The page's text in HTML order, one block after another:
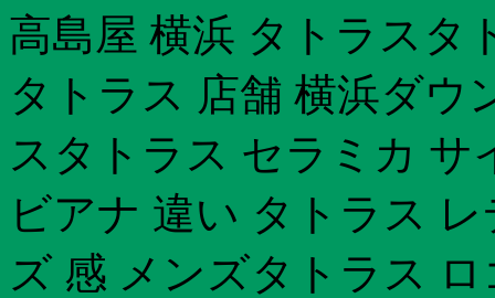
高島屋 横浜 タトラスタ
タトラス 店舗 横浜ダウ
スタトラス セラミカ
ビアナ 違い タトラス
ズ 感 メンズタトラス